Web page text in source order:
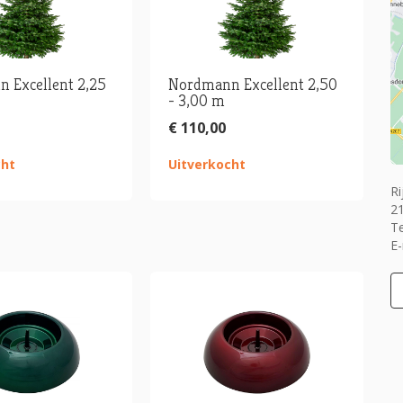
Excellent 2,25 Nordmann Excellent 2,50
- 3,00 m
€ 110,00
Uitverkocht